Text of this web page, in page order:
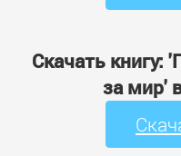
Скачать книгу:
за мир'